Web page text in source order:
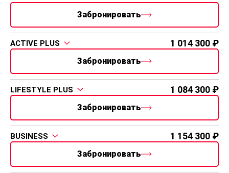
Забронировать
ACTIVE PLUS 1 014 300
Забронировать
LIFESTYLE PLUS 1 084 300
Забронировать
BUSINESS 1 154 300
Забронировать